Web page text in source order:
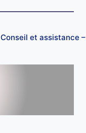
Conseil et assistance